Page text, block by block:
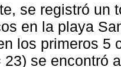
se registró un
en la playa
los primeros 5
23) se encontró